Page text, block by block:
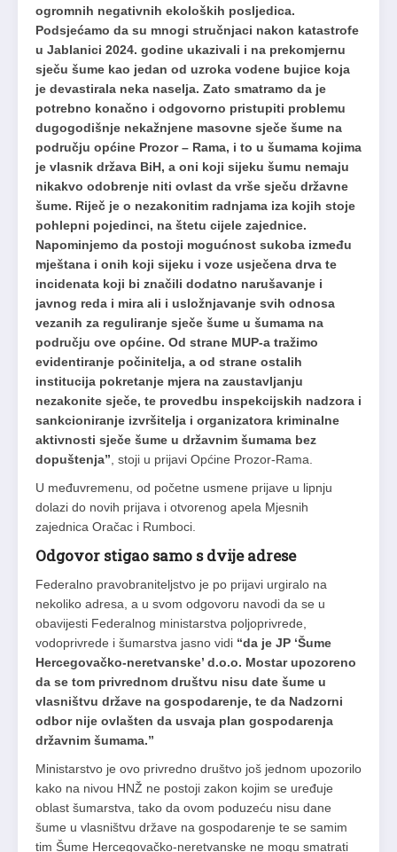
ogromnih negativnih ekoloških posljedica.
Podsjećamo da su mnogi stručnjaci nakon katastrofe
u Jablanici 2024. godine ukazivali i na prekomjernu
sječu šume kao jedan od uzroka vodene bujice koja
je devastirala neka naselja. Zato smatramo da je
potrebno konačno i odgovorno pristupiti problemu
dugogodišnje nekažnjene masovne sječe šume na
području općine Prozor – Rama, i to u šumama kojima
je vlasnik država BiH, a oni koji sijeku šumu nemaju
nikakvo odobrenje niti ovlast da vrše sječu državne
šume. Riječ je o nezakonitim radnjama iza kojih stoje
pohlepni pojedinci, na štetu cijele zajednice.
Napominjemo da postoji mogućnost sukoba između
mještana i onih koji sijeku i voze usječena drva te
incidenata koji bi značili dodatno narušavanje i
javnog reda i mira ali i usložnjavanje svih odnosa
vezanih za reguliranje sječe šume u šumama na
području ove općine. Od strane MUP-a tražimo
evidentiranje počinitelja, a od strane ostalih
institucija pokretanje mjera na zaustavljanju
nezakonite sječe, te provedbu inspekcijskih nadzora i
sankcioniranje izvršitelja i organizatora kriminalne
aktivnosti sječe šume u državnim šumama bez
dopuštenja” , stoji u prijavi Općine Prozor-Rama.
U međuvremenu, od početne usmene prijave u lipnju
dolazi do novih prijava i otvorenog apela Mjesnih
zajednica Oračac i Rumboci.
Odgovor stigao samo s dvije adrese
Federalno pravobraniteljstvo je po prijavi urgiralo na
nekoliko adresa, a u svom odgovoru navodi da se u
obavijesti Federalnog ministarstva poljoprivrede,
vodoprivrede i šumarstva jasno vidi “da je JP ‘Šume
Hercegovačko-neretvanske’ d.o.o. Mostar upozoreno
da se tom privrednom društvu nisu date šume u
vlasništvu države na gospodarenje, te da Nadzorni
odbor nije ovlašten da usvaja plan gospodarenja
državnim šumama.”
Ministarstvo je ovo privredno društvo još jednom upozorilo
kako na nivou HNŽ ne postoji zakon kojim se uređuje
oblast šumarstva, tako da ovom poduzeću nisu dane
šume u vlasništvu države na gospodarenje te se samim
tim Šume Hercegovačko-neretvanske ne mogu smatrati